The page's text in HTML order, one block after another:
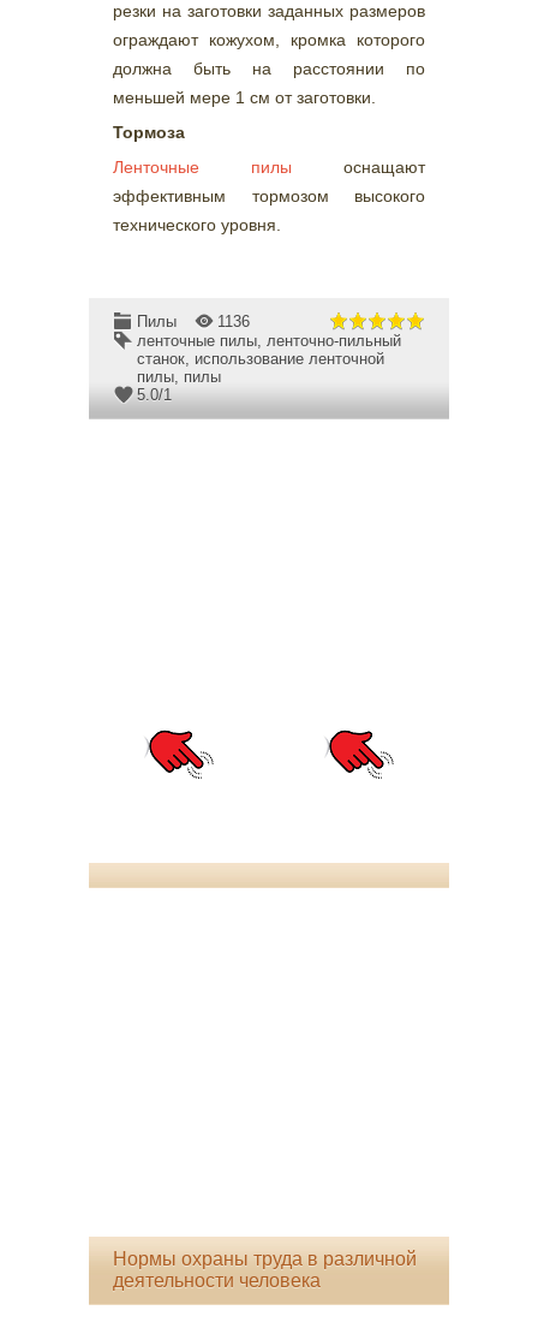
резки на заготовки заданных размеров
ограждают кожухом, кромка которого
должна быть на расстоянии по
меньшей мере 1 см от заготовки.
Тормоза
Ленточные пилы оснащают
эффективным тормозом высокого
технического уровня.
Пилы
1136
ленточные пилы, ленточно-пильный
станок, использование ленточной
пилы, пилы
5.0/1
Нормы охраны труда в различной
деятельности человека